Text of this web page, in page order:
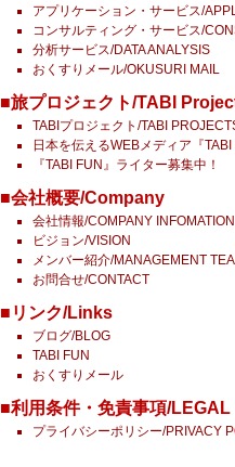
アプリケーション・サービス/
コンサルティング・サービス/
分析サービス/DATA ANALYSIS
おくすりメール/OKUSURI MAIL
■旅プロジェクト/TABI
TABIプロジェクト/TABI
日本を伝えるWEBメディア『TABI
『TABI FUN』ライター募集中！
■会社概要/Company
会社情報/COMPANY INFOMATION
ビジョン/VISION
メンバー紹介/MANAGEMENT
お問合せ/CONTACT
■リンク/Links
ブログ/BLOG
TABI FUN
おくすりメール
■利用条件・免責事項/LEGAL
プライバシーポリシー/PRIVACY